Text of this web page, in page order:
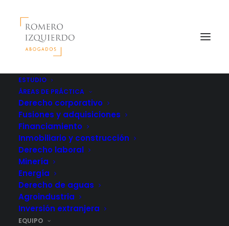
ESTUDIO
ÁREAS DE PRÁCTICA
Derecho corporativo
Fusiones y adquisiciones
Financiamiento
Inmobiliario y construcción
Derecho laboral
Minería
Energía
Derecho de aguas
Agroindustria
Inversión extranjera
EQUIPO